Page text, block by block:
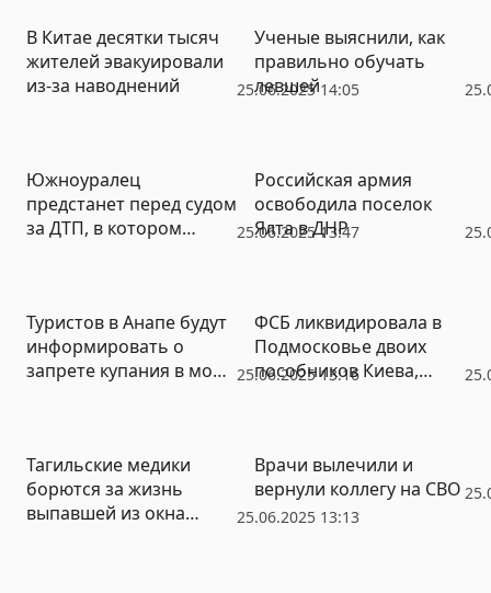
25.06.2025 14:05
В Китае десятки тысяч
жителей эвакуировали
из-за наводнений
Ученые выяснили, как
правильно обучать
левшей
25.06.2025 13:47
Южноуралец
предстанет перед судом
за ДТП, в котором
Российская армия
освободила поселок
Ялта в ДНР
25.06.2025 13:16
Туристов в Анапе будут
информировать о
запрете купания в море
ФСБ ликвидировала в
Подмосковье двоих
пособников Киева,
25.06.2025 13:13
Тагильские медики
борются за жизнь
выпавшей из окна
Врачи вылечили и
вернули коллегу на СВО